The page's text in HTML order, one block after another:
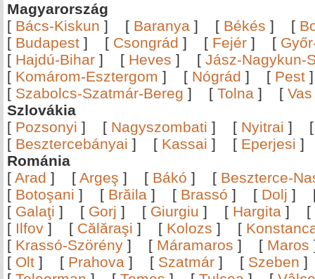
Magyarország
[ Bács-Kiskun ] [ Baranya ] [ Békés ] [
[ Budapest ] [ Csongrád ] [ Fejér ] [
[ Hajdú-Bihar ] [ Heves ] [ Jász-Nagykun-
[ Komárom-Esztergom ] [ Nógrád ] [ Pest
[ Szabolcs-Szatmár-Bereg ] [ Tolna ] [ Vas
Szlovákia
[ Pozsonyi ] [ Nagyszombati ] [ Nyitrai ]
[ Besztercebányai ] [ Kassai ] [ Eperjesi
Románia
[ Arad ] [ Argeş ] [ Bákó ] [ Beszterce-
[ Botoşani ] [ Brăila ] [ Brassó ] [ Dolj ]
[ Galaţi ] [ Gorj ] [ Giurgiu ] [ Hargita ]
[
[ Ilfov ] [ Călăraşi ] [ Kolozs ] [
[ Krassó-Szörény ] [ Máramaros ] [ Maros
[ Olt ] [ Prahova ] [ Szatmár ] [ Szeben